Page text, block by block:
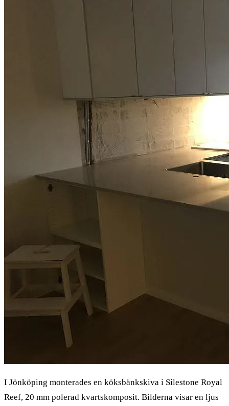
I Jönköping monterades en köksbänkskiva i Silestone Royal
Reef, 20 mm polerad kvartskomposit. Bilderna visar en ljus